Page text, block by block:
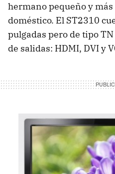
hermano pequeño y
doméstico. El ST2310
pulgadas pero de tipo
de salidas: HDMI, DVIy